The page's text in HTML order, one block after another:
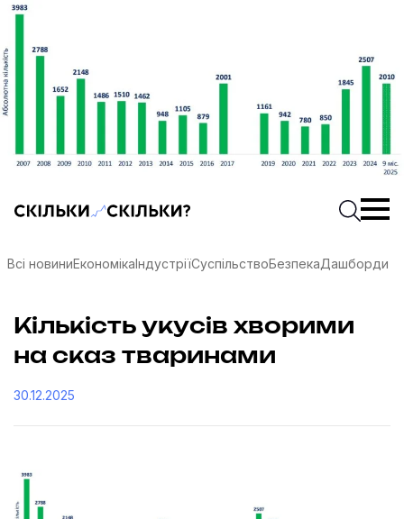
Скільки-скільки? — Медіа про суспільні даніПочати
Всі новиниЕкономікаІндустріїСуспільствоБезпекаДашборди
Кількість укусів хворими
на сказ тваринами
30.12.2025